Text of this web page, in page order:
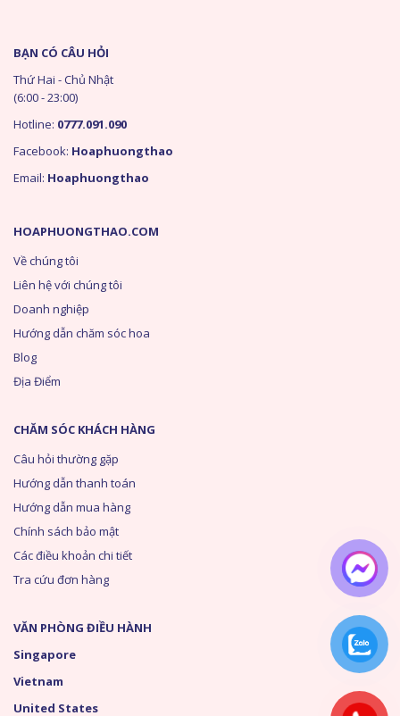
HOAPHUONGTHAO.COM
Về chúng tôi
Liên hệ với chúng tôi
Doanh nghiệp
Hướng dẫn chăm sóc hoa
Blog
Địa Điểm
CHĂM SÓC KHÁCH HÀNG
Câu hỏi thường gặp
Hướng dẫn thanh toán
Hướng dẫn mua hàng
Chính sách bảo mật
Các điều khoản chi tiết
Tra cứu đơn hàng
BẠN CÓ CÂU HỎI
Thứ Hai - Chủ Nhật
(6:00 - 23:00)
Hotline: 0777.091.090
Facebook: Hoaphuongthao
Email: Hoaphuongthao
VĂN PHÒNG ĐIỀU HÀNH
Singapore
Vietnam
United States